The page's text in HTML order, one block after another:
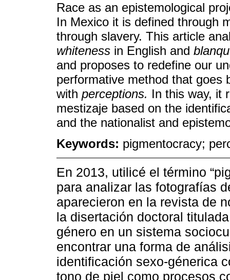
Race as an epistemological
In Mexico it is defined through
through slavery. This article
whiteness in English and
and proposes to redefine our
performative method that goes
with perceptions. In this way, it
mestizaje based on the
and the nationalist and
Keywords: pigmentocracy;
En 2013, utilicé el término
para analizar las fotografías
aparecieron en la revista de
la disertación doctoral
género en un sistema
encontrar una forma de
identificación sexo-génerica
tono de piel como procesos